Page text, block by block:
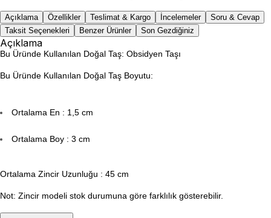
Açıklama Özellikler Teslimat & Kargo İncelemeler
Soru & Cevap
Taksit Seçenekleri
Benzer Ürünler Son Gezdiğiniz
Açıklama
Bu Üründe Kullanılan Doğal Taş: Obsidyen Taşı
Bu Üründe Kullanılan Doğal Taş Boyutu:
Ortalama En : 1,5 cm
Ortalama Boy : 3 cm
Ortalama Zincir Uzunluğu : 45 cm
Not: Zincir modeli stok durumuna göre farklılık gösterebilir.